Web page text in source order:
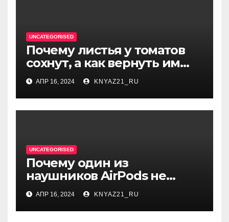
UNCATEGORISED
Почему листья у томатов
сохнут, а как вернуть им
здоровый вид — причины
и способы решения
проблемы
АПР 16, 2024 KNYAZ21_RU
UNCATEGORISED
Почему один из
наушников AirPods не
работает, а другой
работает — обзор
возможных причин и
АПР 16, 2024 KNYAZ21_RU